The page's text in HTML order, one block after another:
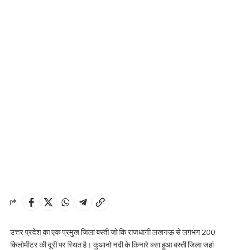
उत्तर प्रदेश का एक प्रमुख जिला बस्ती जो कि राजधानी लखनऊ से लगभग 200
किलोमीटर की दूरी पर स्थित है। कुआनो नदी के किनारे बसा हुआ बस्ती जिला जहां